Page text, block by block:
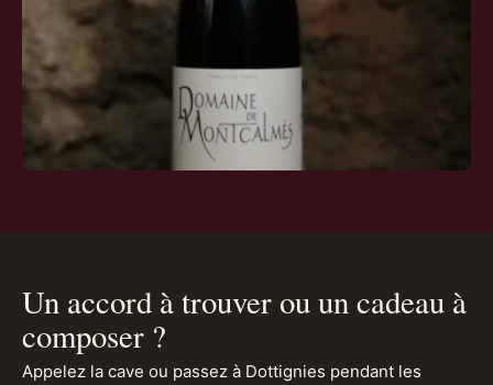
Un accord à trouver ou un cadeau à
composer ?
Appelez la cave ou passez à Dottignies pendant les